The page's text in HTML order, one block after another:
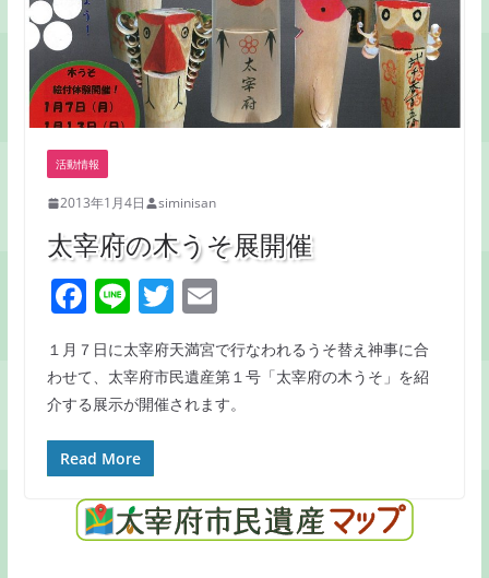
活動情報
2013年1月4日 siminisan
太宰府の木うそ展開催
F
a
c
e
b
o
o
k
Li
n
e
T
w
itt
er
E
m
ai
l
１月７日に太宰府天満宮で行なわれるうそ替え神事に合
わせて、太宰府市民遺産第１号「太宰府の木うそ」を紹
介する展示が開催されます。
Read More